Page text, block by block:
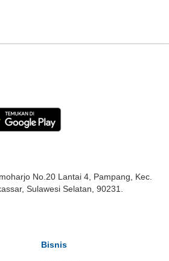
No.20 Lantai 4, Pampang, Kec.
Sulawesi Selatan, 90231.
Bisnis